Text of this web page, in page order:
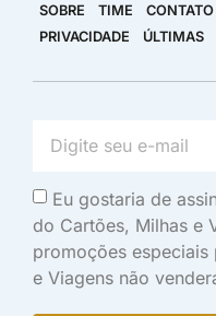
SOBRE TIME CONTATO
PRIVACIDADE
ÚLTIMAS
Eu gostaria de
do Cartões, Milhas e
promoções
e Viagens não